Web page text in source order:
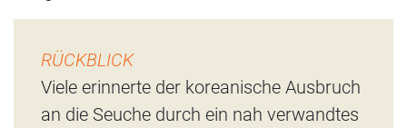
RÜCKBLICK
Viele erinnerte der koreanische Ausbruch
an die Seuche durch ein nah verwandtes